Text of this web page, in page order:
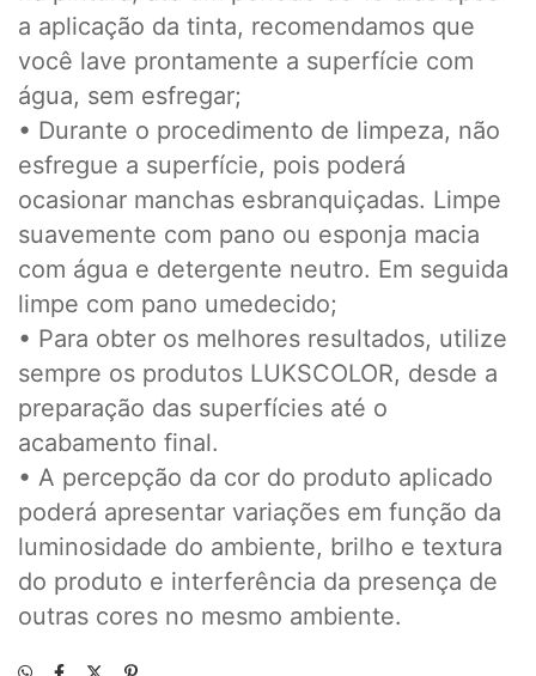
a aplicação da tinta, recomendamos que
você lave prontamente a superfície com
água, sem esfregar;
• Durante o procedimento de limpeza, não
esfregue a superfície, pois poderá
ocasionar manchas esbranquiçadas. Limpe
suavemente com pano ou esponja macia
com água e detergente neutro. Em seguida
limpe com pano umedecido;
• Para obter os melhores resultados, utilize
sempre os produtos LUKSCOLOR, desde a
preparação das superfícies até o
acabamento final.
• A percepção da cor do produto aplicado
poderá apresentar variações em função da
luminosidade do ambiente, brilho e textura
do produto e interferência da presença de
outras cores no mesmo ambiente.